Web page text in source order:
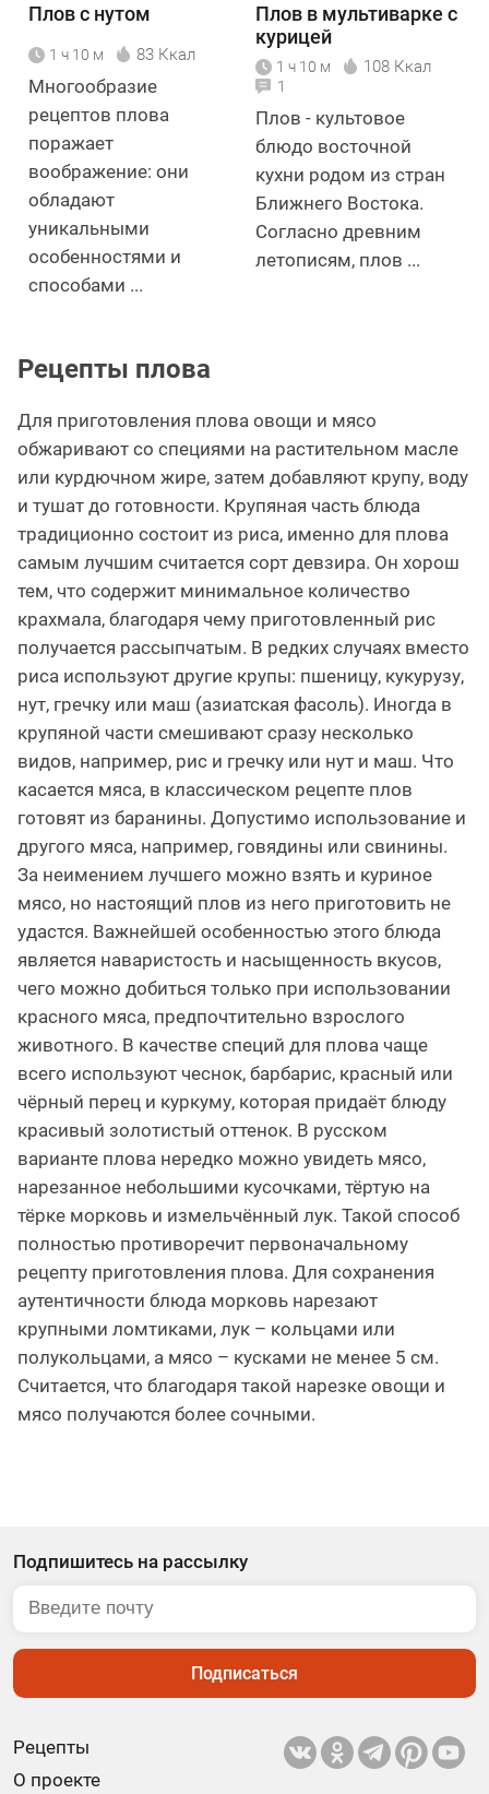
Плов с нутом
1 ч 10 м 83 Ккал
Многообразие
рецептов плова
поражает
воображение: они
обладают
уникальными
особенностями и
способами ...
Плов в мультиварке с
курицей
1 ч 10 м 108 Ккал
1
Плов - культовое
блюдо восточной
кухни родом из стран
Ближнего Востока.
Согласно древним
летописям, плов ...
Рецепты плова
Для приготовления плова овощи и мясо
обжаривают со специями на растительном масле
или курдючном жире, затем добавляют крупу, воду
и тушат до готовности. Крупяная часть блюда
традиционно состоит из риса, именно для плова
самым лучшим считается сорт девзира. Он хорош
тем, что содержит минимальное количество
крахмала, благодаря чему приготовленный рис
получается рассыпчатым. В редких случаях вместо
риса используют другие крупы: пшеницу, кукурузу,
нут, гречку или маш (азиатская фасоль). Иногда в
крупяной части смешивают сразу несколько
видов, например, рис и гречку или нут и маш. Что
касается мяса, в классическом рецепте плов
готовят из баранины. Допустимо использование и
другого мяса, например, говядины или свинины.
За неимением лучшего можно взять и куриное
мясо, но настоящий плов из него приготовить не
удастся. Важнейшей особенностью этого блюда
является наваристость и насыщенность вкусов,
чего можно добиться только при использовании
красного мяса, предпочтительно взрослого
животного. В качестве специй для плова чаще
всего используют чеснок, барбарис, красный или
чёрный перец и куркуму, которая придаёт блюду
красивый золотистый оттенок. В русском
варианте плова нередко можно увидеть мясо,
нарезанное небольшими кусочками, тёртую на
тёрке морковь и измельчённый лук. Такой способ
полностью противоречит первоначальному
рецепту приготовления плова. Для сохранения
аутентичности блюда морковь нарезают
крупными ломтиками, лук – кольцами или
полукольцами, а мясо – кусками не менее 5 см.
Считается, что благодаря такой нарезке овощи и
мясо получаются более сочными.
Рецепты
О проекте
Подпишитесь на рассылку
Подписаться